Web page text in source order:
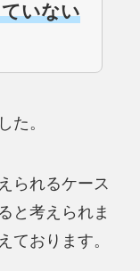
いない
た。
られるケース
と考えられま
ております。